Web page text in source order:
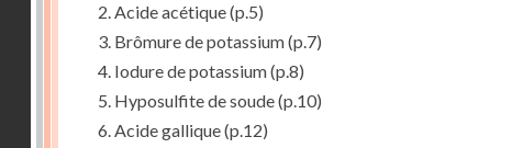
2. Acide acétique(p.5)
3. Brômure de potassium(p.7)
4. Iodure de potassium(p.8)
5. Hyposulfite de soude(p.10)
6. Acide gallique(p.12)